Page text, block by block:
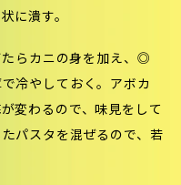
に潰す。
たらカニの身を加え、◎
冷やしておく。アボカ
変わるので、味見をして
パスタを混ぜるので、若